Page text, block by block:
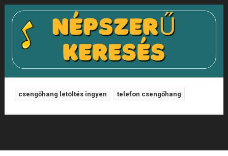
csengőhang letöltés ingyen telefon csengőhang